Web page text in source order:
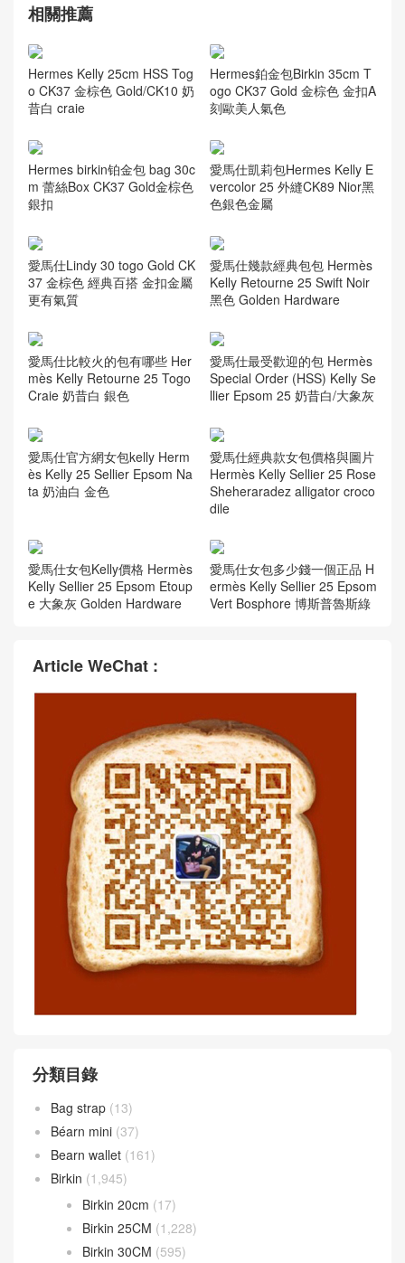
相關推薦
Hermes Kelly 25cm HSS Tog
o CK37 金棕色 Gold/CK10 奶
昔白 craie
Hermes鉑金包Birkin 35cm T
ogo CK37 Gold 金棕色 金扣A
刻歐美人氣色
Hermes birkin铂金包 bag 30c
m 蕾絲Box CK37 Gold金棕色
銀扣
愛馬仕凱莉包Hermes Kelly E
vercolor 25 外縫CK89 Nior黑
色銀色金屬
愛馬仕Lindy 30 togo Gold CK
37 金棕色 經典百搭 金扣金屬
更有氣質
愛馬仕幾款經典包包 Hermès
Kelly Retourne 25 Swift Noir
黑色 Golden Hardware
愛馬仕比較火的包有哪些 Her
mès Kelly Retourne 25 Togo
Craie 奶昔白 銀色
愛馬仕最受歡迎的包 Hermès
Special Order (HSS) Kelly Se
llier Epsom 25 奶昔白/大象灰
愛馬仕官方網女包kelly Herm
ès Kelly 25 Sellier Epsom Na
ta 奶油白 金色
愛馬仕經典款女包價格與圖片
Hermès Kelly Sellier 25 Rose
Sheheraradez alligator croco
dile
愛馬仕女包Kelly價格 Hermès
Kelly Sellier 25 Epsom Etoup
e 大象灰 Golden Hardware
愛馬仕女包多少錢一個正品 H
ermès Kelly Sellier 25 Epsom
Vert Bosphore 博斯普魯斯綠
Article WeChat :
分類目錄
Bag strap (13)
Béarn mini (37)
Bearn wallet (161)
Birkin (1,945)
Birkin 20cm (17)
Birkin 25CM (1,228)
Birkin 30CM (595)